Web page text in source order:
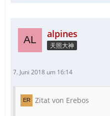
alpines
天照大神
7. Juni 2018 um 16:14
Zitat von Erebos